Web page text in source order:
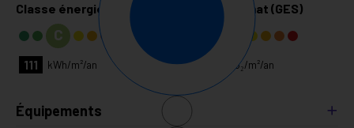
Classe énergie (DPE)
C
111 kWh/m²/an
Classe climat (GES)
kg CO₂/m²/an
Équipements